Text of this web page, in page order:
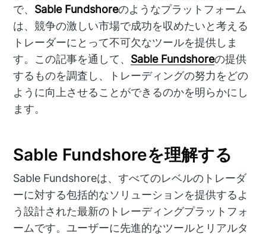
で、 Sable Fundshoreのようなプラットフォーム
は、競争の激しい市場で成功を収めたいと考える
トレーダーにとって不可欠なツールを提供しま
す。この記事を通して、 Sable Fundshoreの提供
するものを調査し、トレーディングの努力をどの
ように向上させることができるのかを明らかにし
ます。
Sable Fundshoreを理解する
Sable Fundshoreは、すべてのレベルのトレーダ
ーに対する包括的なソリューションを提供するよ
う設計された最新のトレーディングプラットフォ
ームです。ユーザーに先進的なツールとリアルタ